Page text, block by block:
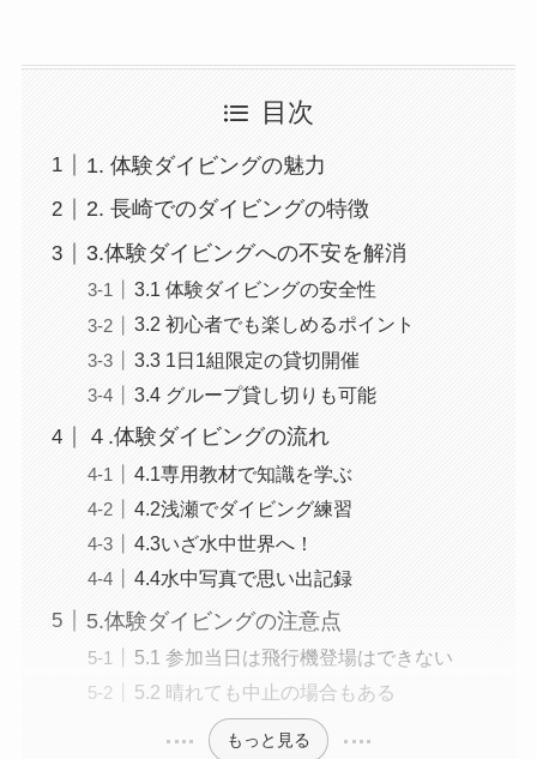
目次
1. 体験ダイビングの魅力
2. 長崎でのダイビングの特徴
3.体験ダイビングへの不安を解消
3.1 体験ダイビングの安全性
3.2 初心者でも楽しめるポイント
3.3 1日1組限定の貸切開催
3.4 グループ貸し切りも可能
４.体験ダイビングの流れ
4.1専用教材で知識を学ぶ
4.2浅瀬でダイビング練習
4.3いざ水中世界へ！
4.4水中写真で思い出記録
5.体験ダイビングの注意点
5.1 参加当日は飛行機登場はできない
5.2 晴れても中止の場合もある
もっと見る